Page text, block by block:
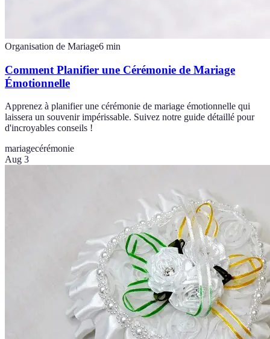
Organisation de Mariage6 min
Comment Planifier une Cérémonie de Mariage
Émotionnelle
Apprenez à planifier une cérémonie de mariage émotionnelle qui
laissera un souvenir impérissable. Suivez notre guide détaillé pour
d'incroyables conseils !
mariagecérémonie
Aug 3